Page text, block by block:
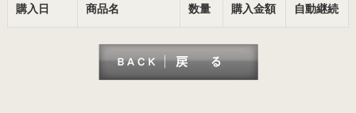
購入日 商品名 数量 購入金額 自動継続